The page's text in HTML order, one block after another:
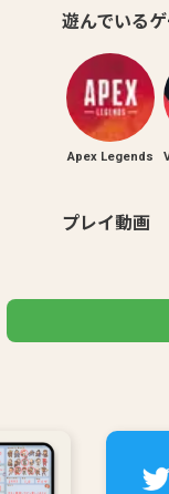
遊んでいる
Apex Legends
プレイ動画